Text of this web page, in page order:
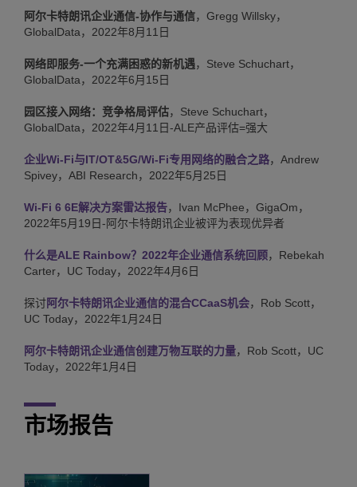
阿尔卡特朗讯企业通信-协作与通信，Gregg Willsky，
GlobalData，2022年8月11日
网络即服务-一个充满困惑的新机遇，Steve Schuchart，
GlobalData，2022年6月15日
园区接入网络：竞争格局评估，Steve Schuchart，
GlobalData，2022年4月11日-ALE产品评估=强大
企业Wi-Fi与IT/OT&5G/Wi-Fi专用网络的融合之路，Andrew
Spivey，ABI Research，2022年5月25日
Wi-Fi 6 6E解决方案雷达报告，Ivan McPhee，GigaOm，
2022年5月19日-阿尔卡特朗讯企业被评为表现优异者
什么是ALE Rainbow？2022年企业通信系统回顾，Rebekah
Carter，UC Today，2022年4月6日
探讨阿尔卡特朗讯企业通信的混合CCaaS机会，Rob Scott，
UC Today，2022年1月24日
阿尔卡特朗讯企业通信创建万物互联的力量，Rob Scott，UC
Today，2022年1月4日
市场报告